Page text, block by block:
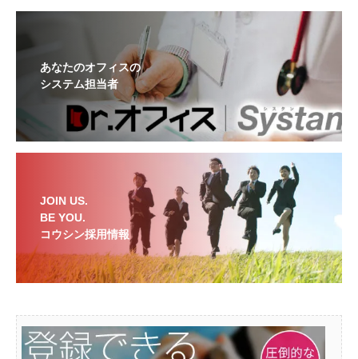
あなたのオフィスの
システム担当者
JOIN US.
BE YOU.
コウシン採用情報